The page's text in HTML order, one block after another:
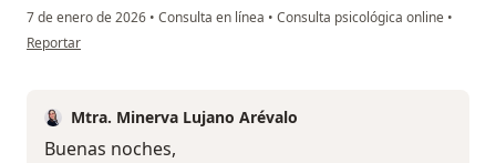
7 de enero de 2026 • Consulta en línea • Consulta psicológica online •
en opinión del usuario R. Bautista
Reportar
Mtra. Minerva Lujano Arévalo
Buenas noches,